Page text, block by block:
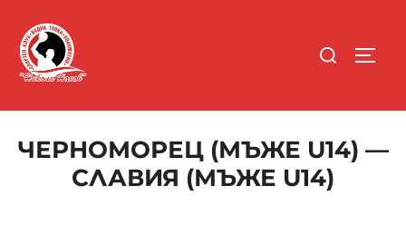
content
Search
for:
ЧЕРНОМОРЕЦ (МЪЖЕ U14) —
СЛАВИЯ (МЪЖЕ U14)